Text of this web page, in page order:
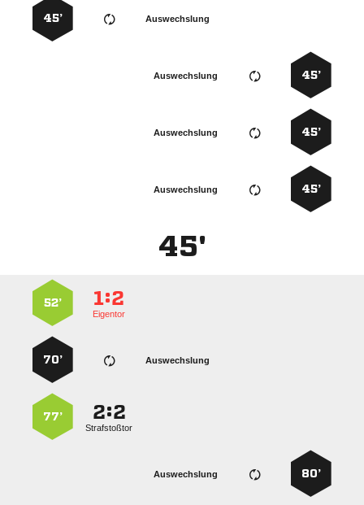
Auswechslung
45’
45’
Auswechslung
45’
Auswechslung
45’
Auswechslung
45'
:
Eigentor
52’
Auswechslung
70’
:
Strafstoßtor
77’
80’
Auswechslung